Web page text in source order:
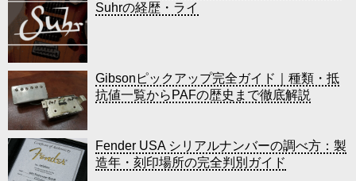
Suhrの経歴・ライ
Gibsonピックアップ完全ガイド｜種類・抵
抗値一覧からPAFの歴史まで徹底解説
Fender USA シリアルナンバーの調べ方：製
造年・刻印場所の完全判別ガイド